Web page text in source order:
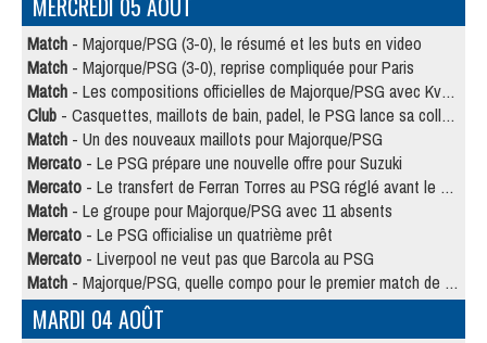
MERCREDI 05 AOÛT
Match - Majorque/PSG (3-0), le résumé et les buts en video
Match - Majorque/PSG (3-0), reprise compliquée pour Paris
Match - Les compositions officielles de Majorque/PSG avec Kvara et de nombreux jeunes
Club - Casquettes, maillots de bain, padel, le PSG lance sa collection été
Match - Un des nouveaux maillots pour Majorque/PSG
Mercato - Le PSG prépare une nouvelle offre pour Suzuki
Mercato - Le transfert de Ferran Torres au PSG réglé avant le 12 août ?
Match - Le groupe pour Majorque/PSG avec 11 absents
Mercato - Le PSG officialise un quatrième prêt
Mercato - Liverpool ne veut pas que Barcola au PSG
Match - Majorque/PSG, quelle compo pour le premier match de la saison 2026/27 ?
MARDI 04 AOÛT